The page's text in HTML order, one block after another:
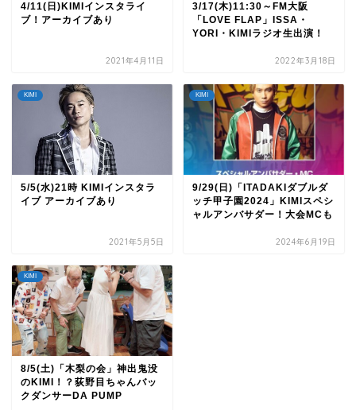
4/11(日)KIMIインスタライ
ブ！アーカイブあり
2021年4月11日
3/17(木)11:30～FM大阪
「LOVE FLAP」ISSA・
YORI・KIMIラジオ生出演！
2022年3月18日
KIMI
5/5(水)21時 KIMIインスタラ
イブ アーカイブあり
2021年5月5日
KIMI
9/29(日)「ITADAKIダブルダ
ッチ甲子園2024」KIMIスペシ
ャルアンバサダー！大会MCも
2024年6月19日
KIMI
8/5(土)「木梨の会」神出鬼没
のKIMI！？荻野目ちゃんバッ
クダンサーDA PUMP